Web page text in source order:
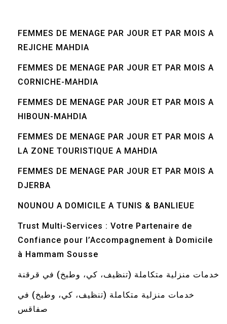
FEMMES DE MENAGE PAR JOUR ET PAR MOIS A
REJICHE MAHDIA
FEMMES DE MENAGE PAR JOUR ET PAR MOIS A
CORNICHE-MAHDIA
FEMMES DE MENAGE PAR JOUR ET PAR MOIS A
HIBOUN-MAHDIA
FEMMES DE MENAGE PAR JOUR ET PAR MOIS A
LA ZONE TOURISTIQUE A MAHDIA
FEMMES DE MENAGE PAR JOUR ET PAR MOIS A
DJERBA
NOUNOU A DOMICILE A TUNIS & BANLIEUE
Trust Multi-Services : Votre Partenaire de
Confiance pour l’Accompagnement à Domicile
à Hammam Sousse
خدمات منزلية متكاملة (تنظيف، كي، وطبخ) في قرقنة
خدمات منزلية متكاملة (تنظيف، كي، وطبخ) في
صفاقس